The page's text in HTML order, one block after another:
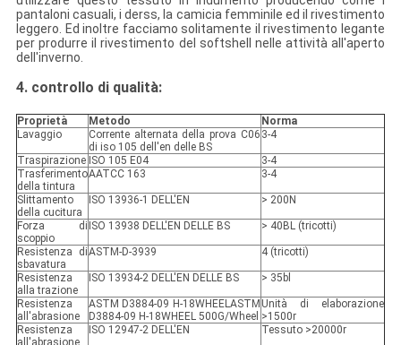
pantaloni casuali, i derss, la camicia femminile ed il rivestimento
leggero. Ed inoltre facciamo solitamente il rivestimento legante
per produrre il rivestimento del softshell nelle attività all'aperto
dell'inverno.
4. controllo di qualità:
Proprietà Metodo
Norma
Lavaggio
Corrente alternata della prova C06
di iso 105 dell'en delle BS
3-4
Traspirazione ISO 105 E04
3-4
Trasferimento
della tintura
AATCC 163 3-4
Slittamento
della cucitura
ISO 13936-1 DELL'EN > 200N
Forza di
scoppio
ISO 13938 DELL'EN DELLE BS > 40BL (tricotti)
Resistenza di
sbavatura
ASTM-D-3939 4 (tricotti)
Resistenza
alla trazione
ISO 13934-2 DELL'EN DELLE BS > 35bl
Resistenza
all'abrasione
ASTM D3884-09 H-18WHEELASTM
D3884-09 H-18WHEEL 500G/Wheel
Unità di elaborazione
>1500r
Resistenza
ISO 12947-2 DELL'EN Tessuto >20000r